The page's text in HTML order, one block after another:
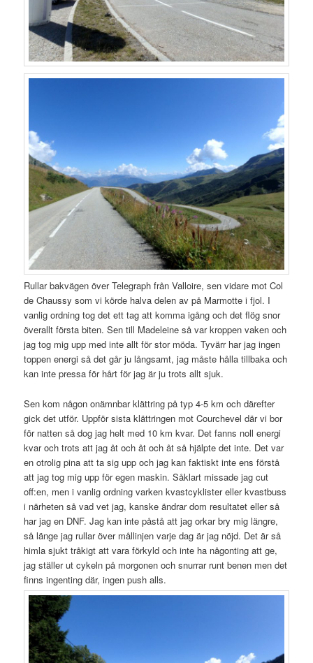
Rullar bakvägen över Telegraph från Valloire, sen vidare mot Col
de Chaussy som vi körde halva delen av på Marmotte i fjol. I
vanlig ordning tog det ett tag att komma igång och det flög snor
överallt första biten. Sen till Madeleine så var kroppen vaken och
jag tog mig upp med inte allt för stor möda. Tyvärr har jag ingen
toppen energi så det går ju långsamt, jag måste hålla tillbaka och
kan inte pressa för hårt för jag är ju trots allt sjuk.
Sen kom någon onämnbar klättring på typ 4-5 km och därefter
gick det utför. Uppför sista klättringen mot Courchevel där vi bor
för natten så dog jag helt med 10 km kvar. Det fanns noll energi
kvar och trots att jag åt och åt och åt så hjälpte det inte. Det var
en otrolig pina att ta sig upp och jag kan faktiskt inte ens förstå
att jag tog mig upp för egen maskin. Såklart missade jag cut
off:en, men i vanlig ordning varken kvastcyklister eller kvastbuss
i närheten så vad vet jag, kanske ändrar dom resultatet eller så
har jag en DNF. Jag kan inte påstå att jag orkar bry mig längre,
så länge jag rullar över mållinjen varje dag är jag nöjd. Det är så
himla sjukt tråkigt att vara förkyld och inte ha någonting att ge,
jag ställer ut cykeln på morgonen och snurrar runt benen men det
finns ingenting där, ingen push alls.